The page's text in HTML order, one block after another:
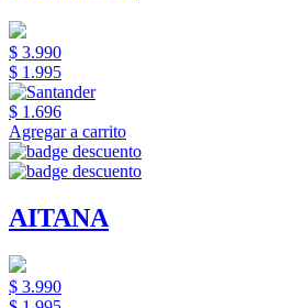
$ 3.990
$ 1.995
$ 1.696
Agregar a carrito
AITANA
$ 3.990